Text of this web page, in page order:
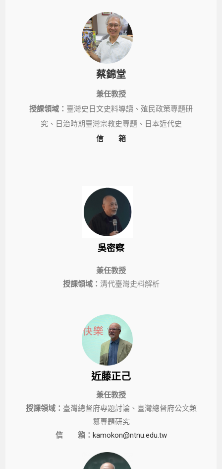
蔡錦堂
兼任教授
授課領域： 臺灣史日文史料導讀、殖民政策專題研
究、日治時期臺灣宗教史專題、日本近代史
信 箱
吳密察
兼任教授
授課領域： 清代臺灣史料解析
近藤正己
兼任教授
授課領域： 臺灣總督府專題討論、臺灣總督府公文類
纂專題研究
信 箱： kamokon@ntnu.edu.tw